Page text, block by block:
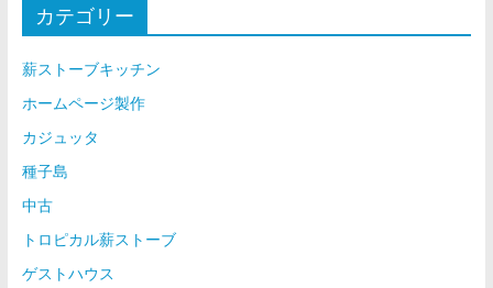
カテゴリー
薪ストーブキッチン
ホームページ製作
カジュッタ
種子島
中古
トロピカル薪ストーブ
ゲストハウス